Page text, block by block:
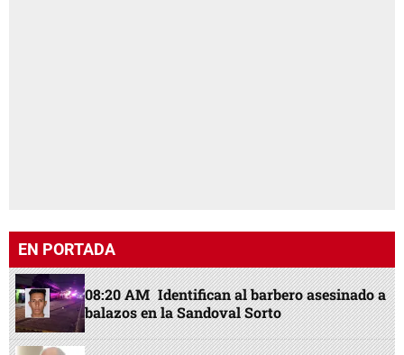
EN PORTADA
08:20 AM Identifican al barbero asesinado a
balazos en la Sandoval Sorto